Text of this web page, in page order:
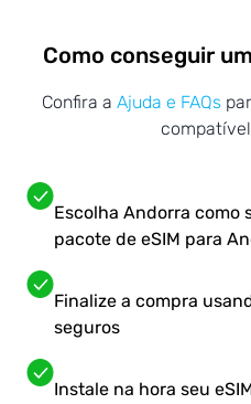
Como conseguir
Confira a Ajuda e FAQs
Escolha Andorra como
pacote de eSIM para
Finalize a compra
seguros
Instale na hora seu